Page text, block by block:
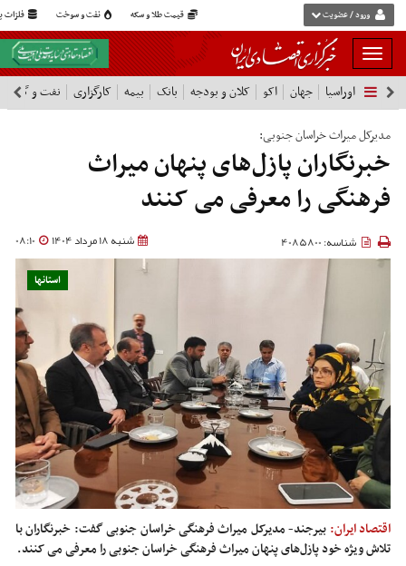
قیمت طلا و سکه نفت و سوخت فلزات ورود / عضویت
بار
و
بسته
نمودن
فهرست
اوراسیا جهان اکو کلان و بودجه بانک بیمه کارگزاری نفت و گاز
مدیرکل میراث خراسان جنوبی:
خبرنگاران پازل‌های پنهان میراث
فرهنگی را معرفی می کنند
شنبه 18 مرداد 1404 08:10 شناسه: 4085800
استانها
اقتصاد ایران: بیرجند- مدیرکل میراث فرهنگی خراسان جنوبی گفت: خبرنگاران با
تلاش ویژه خود پازل‌های پنهان میراث فرهنگی خراسان جنوبی را معرفی می کنند.